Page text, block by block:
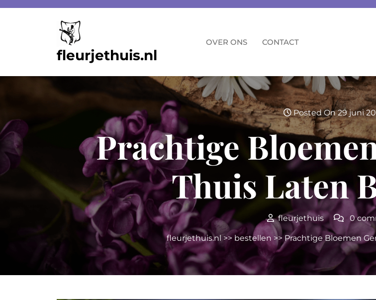
fleurjethuis.nl
OVER ONS CONTACT
Posted On 29 juni
Prachtige
Thuis Laten
fleurjethuis 0
fleurjethuis.nl >> bestellen>> Prachtige Bloemen